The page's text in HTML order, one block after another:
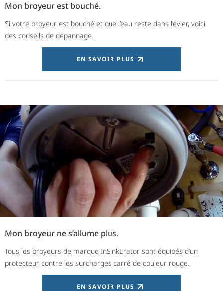
Mon broyeur est bouché.
Si votre broyeur est bouché et que l’eau reste dans l’évier, voici
des conseils de dépannage.
EN SAVOIR PLUS
Mon broyeur ne s’allume plus.
Tous les broyeurs de marque InSinkErator sont équipés d’un
protecteur contre les surcharges carré de couleur rouge.
EN SAVOIR PLUS